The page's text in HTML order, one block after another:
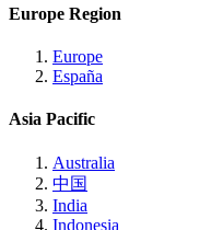
Europe Region
Europe
España
Asia Pacific
Australia
中国
India
Indonesia